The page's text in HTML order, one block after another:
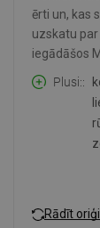
ērti un, kas
uzskatu
iegādāšos
Plusi:
Rādīt